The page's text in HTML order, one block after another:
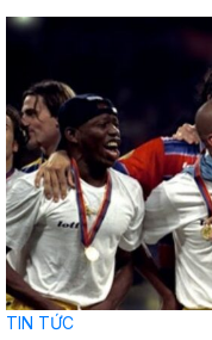
TIN TỨC